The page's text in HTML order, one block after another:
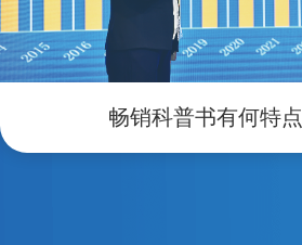
畅销科普书有何特点